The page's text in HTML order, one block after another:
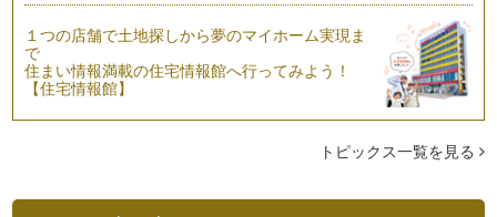
色々とあると思いますが、大きく分けると「職場・仕事のこ
と」「保育園・…
ワーキングマザーのお悩み、心のモヤモヤへの対処法
「私が本当にやりたいことは何なのだろう？」 「どうして働
いているんだろう？」 …
良いので…
１つの店舗で土地探しから夢のマイホーム実現ま
で
住まい情報満載の住宅情報館へ行ってみよう！
【住宅情報館】
トピックス一覧を見る